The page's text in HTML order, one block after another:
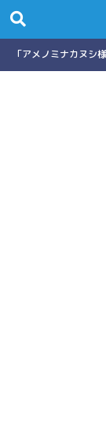
「アメノミナカヌ